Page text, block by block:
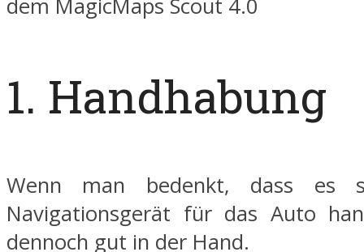
dem MagicMaps Scout 4.0
1. Handhabung
Wenn man bedenkt, dass es
Navigationsgerät für das Auto
dennoch gut in der Hand.